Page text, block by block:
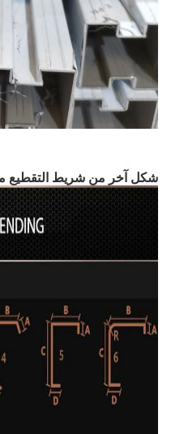
شكل آخر من شريط التقطيع من